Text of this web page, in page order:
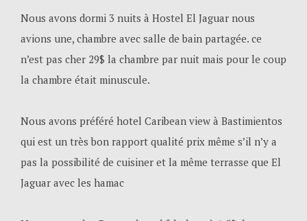
Nous avons dormi 3 nuits à Hostel El Jaguar nous
avions une, chambre avec salle de bain partagée. ce
n’est pas cher 29$ la chambre par nuit mais pour le coup
la chambre était minuscule.
Nous avons préféré hotel Caribean view à Bastimientos
qui est un très bon rapport qualité prix même s’il n’y a
pas la possibilité de cuisiner et la même terrasse que El
Jaguar avec les hamac